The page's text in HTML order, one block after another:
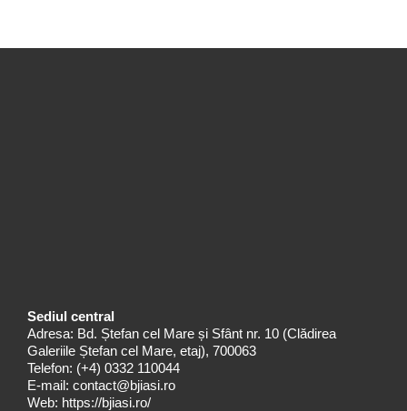
Sediul central
Adresa: Bd. Ștefan cel Mare și Sfânt nr. 10 (Clădirea
Galeriile Ștefan cel Mare, etaj), 700063
Telefon: (+4) 0332 110044
E-mail: contact@bjiasi.ro
Web: https://bjiasi.ro/